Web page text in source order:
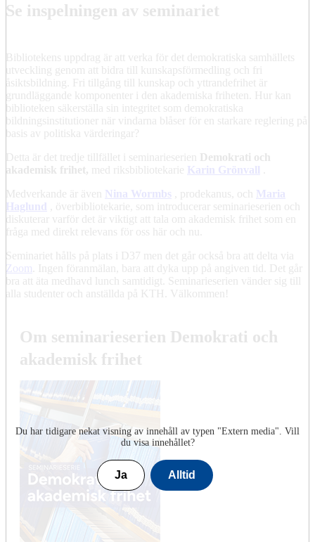
Se inspelningen av seminariet
Du har tidigare nekat visning av innehåll av typen "Extern media". Vill
du visa innehållet?
Ja Alltid
Bibliotekens uppdrag är att verka för det demokratiska samhällets
utveckling genom att bidra till kunskapsförmedling och fri
åsiktsbildning. Fri tillgång till kunskap och yttrandefrihet är
grundläggande komponenter i den akademiska friheten. Hur kan
biblioteken säkerställa sin integritet som demokratiska
bildningsinstitutioner när vindarna blåser för en starkare reglering på
basis av politiska värderingar?
Detta är det tredje tillfället i seminarieserien
Demokrati och
akademisk frihet,
med riksbibliotekarie Karin Grönvall
Medverkande är även
Nina Wormbs , prodekanus, och
Maria
Haglund
, överbibliotekarie, som introducerar seminarieserien och
diskuterar varför det är viktigt att tala om akademisk frihet som en
fråga med direkt relevans för oss här och nu.
Seminariet hålls på plats i D37 men det går också bra att delta via
Zoom . Ingen föranmälan, bara att dyka upp på angiven tid. Det går
bra att äta medhavd lunch samtidigt. Seminarieserien vänder sig till
alla studenter och anställda på KTH. Välkommen!
Om seminarieserien Demokrati och
akademisk frihet